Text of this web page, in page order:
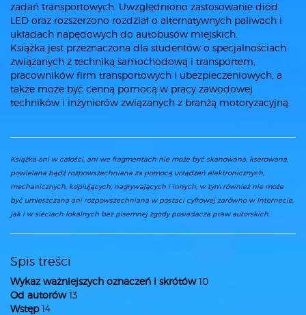
zadań transportowych. Uwzględniono zastosowanie diód
LED oraz rozszerzono rozdział o alternatywnych paliwach i
układach napędowych do autobusów miejskich.
Książka jest przeznaczona dla studentów o specjalnościach
związanych z techniką samochodową i transportem,
pracowników firm transportowych i ubezpieczeniowych, a
także może być cenną pomocą w pracy zawodowej
techników i inżynierów związanych z branżą motoryzacyjną.
Książka ani w całości, ani we fragmentach nie może być skanowana, kserowana,
powielana bądź rozpowszechniana za pomocą urządzeń elektronicznych,
mechanicznych, kopiujących, nagrywających i innych, w tym również nie może
być umieszczana ani rozpowszechniana w postaci cyfrowej zarówno w Internecie,
jak i w sieciach lokalnych bez pisemnej zgody posiadacza praw autorskich.
Spis treści
Wykaz ważniejszych oznaczeń i skrótów10
Od autorów13
Wstęp14